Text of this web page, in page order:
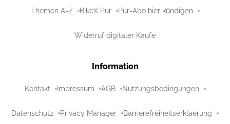
Themen A-Z BikeX Pur Pur-Abo hier kündigen
Widerruf digitaler Käufe
Information
Kontakt Impressum AGB Nutzungsbedingungen
Datenschutz Privacy Manager Barrierefreiheitserklaerung